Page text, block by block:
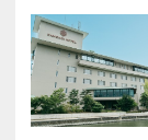
ス！！